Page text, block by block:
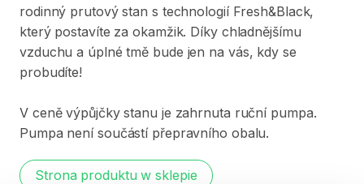
rodinný prutový stan s technologií Fresh&Black​​​,​
který postavíte za okamžik. Díky chladnějšímu
vzduchu a úplné tmě bude jen na vás​​​,​ kdy se
probudíte!
V ceně výpůjčky stanu je zahrnuta ruční pumpa.
Pumpa není součástí přepravního obalu.
Strona produktu w sklepie